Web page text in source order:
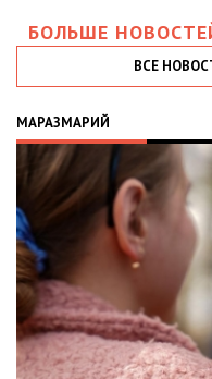
БОЛЬШЕ
ВСЕ
МАРАЗМАРИЙ